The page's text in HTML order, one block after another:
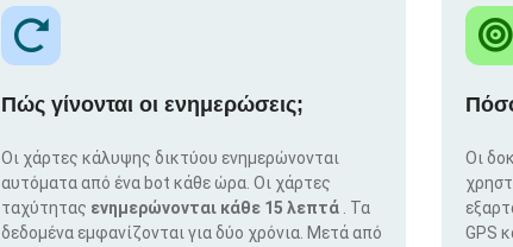
Πώς γίνονται οι ενημερώσεις;
Οι χάρτες κάλυψης δικτύου ενημερώνονται
αυτόματα από ένα bot κάθε ώρα. Οι χάρτες
ταχύτητας ενημερώνονται κάθε 15 λεπτά
. Τα
δεδομένα εμφανίζονται για δύο χρόνια. Μετά από
Οι
GPS